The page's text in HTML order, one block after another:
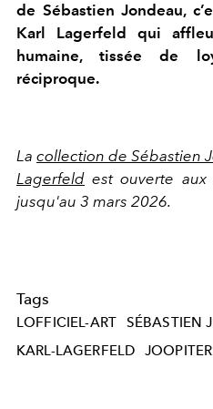
de Sébastien Jondeau,
Karl Lagerfeld qui
humaine, tissée de
réciproque.
Lacollection de Sébastien
Lagerfeld est ouverte aux
jusqu'au 3 mars 2026.
Tags
LOFFICIEL-ART
SÉBASTIEN
KARL-LAGERFELD
JOOPITER